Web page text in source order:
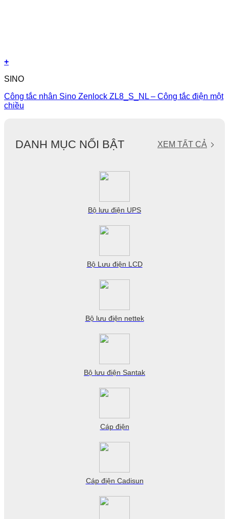
+
SINO
Công tắc nhân Sino Zenlock ZL8_S_NL – Công tắc điện một
chiều
DANH MỤC NỔI BẬT XEM TẤT CẢ
Bộ lưu điện UPS
Bộ Lưu điện LCD
Bộ lưu điện nettek
Bộ lưu điện Santak
Cáp điện
Cáp điện Cadisun